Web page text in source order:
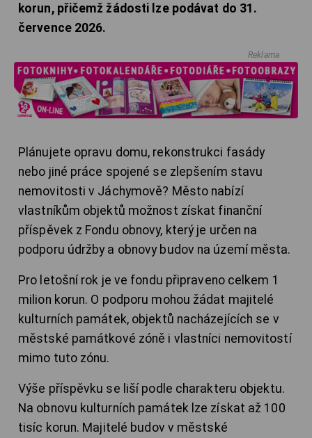
korun, přičemž žádosti lze podávat do 31.
července 2026.
Reklama
Plánujete opravu domu, rekonstrukci fasády
nebo jiné práce spojené se zlepšením stavu
nemovitosti v Jáchymově? Město nabízí
vlastníkům objektů možnost získat finanční
příspěvek z Fondu obnovy, který je určen na
podporu údržby a obnovy budov na území města.
Pro letošní rok je ve fondu připraveno celkem 1
milion korun. O podporu mohou žádat majitelé
kulturních památek, objektů nacházejících se v
městské památkové zóně i vlastníci nemovitostí
mimo tuto zónu.
Výše příspěvku se liší podle charakteru objektu.
Na obnovu kulturních památek lze získat až 100
tisíc korun. Majitelé budov v městské